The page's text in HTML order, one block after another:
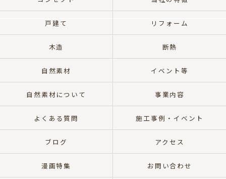
8700
ち
戸建て リフォーム
木造 断熱
自然素材 イベント等
自然素材について 事業内容
よくある質問 施工事例・イベント
ブログ アクセス
漫画特集 お問い合わせ